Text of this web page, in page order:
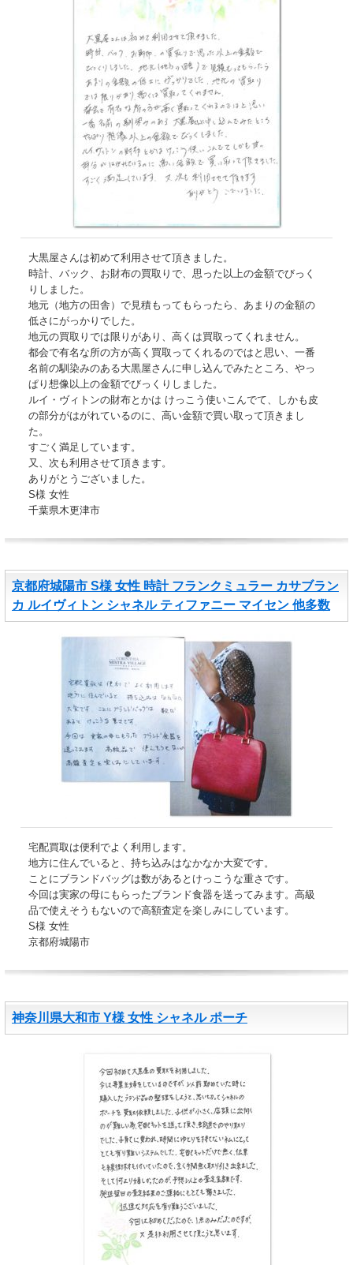
大黒屋さんは初めて利用させて頂きました。
時計、バック、お財布の買取りで、思った以上の金額でびっく
りしました。
地元（地方の田舎）で見積もってもらったら、あまりの金額の
低さにがっかりでした。
地元の買取りでは限りがあり、高くは買取ってくれません。
都会で有名な所の方が高く買取ってくれるのではと思い、一番
名前の馴染みのある大黒屋さんに申し込んでみたところ、やっ
ぱり想像以上の金額でびっくりしました。
ルイ・ヴィトンの財布とかは けっこう使いこんでて、しかも皮
の部分がはがれているのに、高い金額で買い取って頂きまし
た。
すごく満足しています。
又、次も利用させて頂きます。
ありがとうございました。
S様 女性
千葉県木更津市
京都府城陽市 S様 女性 時計 フランクミュラー カサブラン
カ ルイヴィトン シャネル ティファニー マイセン 他多数
宅配買取は便利でよく利用します。
地方に住んでいると、持ち込みはなかなか大変です。
ことにブランドバッグは数があるとけっこうな重さです。
今回は実家の母にもらったブランド食器を送ってみます。高級
品で使えそうもないので高額査定を楽しみにしています。
S様 女性
京都府城陽市
神奈川県大和市 Y様 女性 シャネル ポーチ